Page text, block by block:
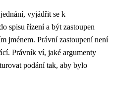
vyjádřit se k
spisu řízení a být zastoupen
jménem. Právní zastoupení není
Právník ví, jaké argumenty
podání tak, aby bylo